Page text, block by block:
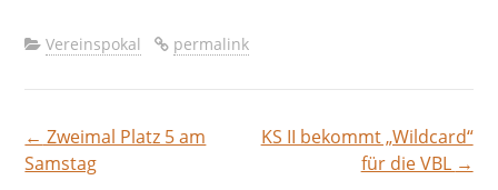
Vereinspokal permalink
Beitragsnavigation
← Zweimal Platz 5 am
Samstag
KS II bekommt „Wildcard“
für die VBL →